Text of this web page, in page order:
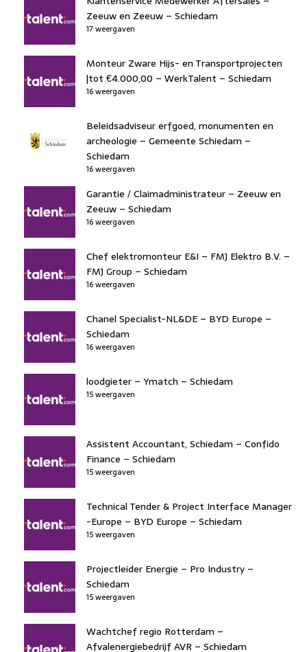
Zeeuw en Zeeuw – Schiedam
17 weergaven
Monteur Zware Hijs- en Transportprojecten
|tot €4.000,00 – WerkTalent – Schiedam
16 weergaven
Beleidsadviseur erfgoed, monumenten en
archeologie – Gemeente Schiedam –
Schiedam
16 weergaven
Garantie / Claimadministrateur – Zeeuw en
Zeeuw – Schiedam
16 weergaven
Chef elektromonteur E&I – FMJ Elektro B.V. –
FMJ Group – Schiedam
16 weergaven
Chanel Specialist-NL&DE – BYD Europe –
Schiedam
16 weergaven
loodgieter – Ymatch – Schiedam
15 weergaven
Assistent Accountant, Schiedam – Confido
Finance – Schiedam
15 weergaven
Technical Tender & Project Interface Manager
-Europe – BYD Europe – Schiedam
15 weergaven
Projectleider Energie – Pro Industry –
Schiedam
15 weergaven
Wachtchef regio Rotterdam –
Afvalenergiebedrijf AVR – Schiedam